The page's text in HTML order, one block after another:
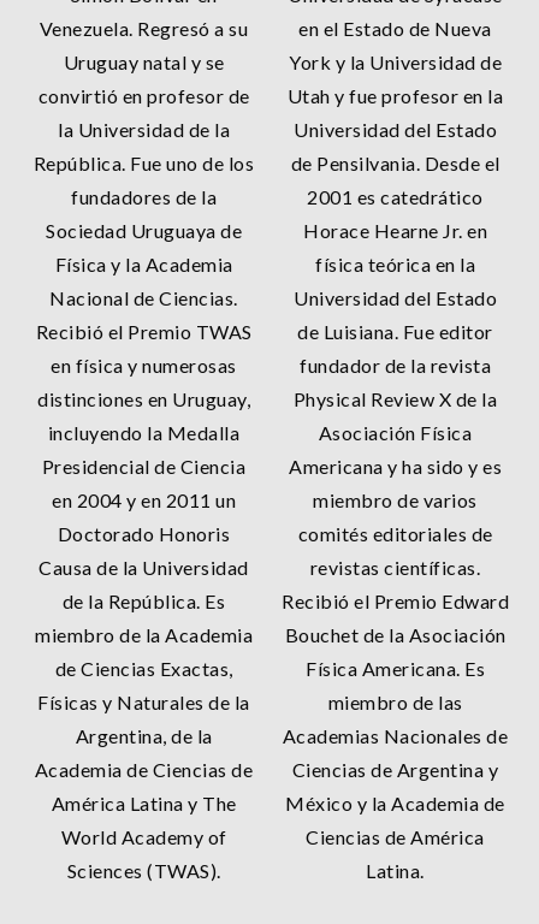
Venezuela. Regresó a su
Uruguay natal y se
convirtió en profesor de
la Universidad de la
República. Fue uno de los
fundadores de la
Sociedad Uruguaya de
Física y la Academia
Nacional de Ciencias.
Recibió el Premio TWAS
en física y numerosas
distinciones en Uruguay,
incluyendo la Medalla
Presidencial de Ciencia
en 2004 y en 2011 un
Doctorado Honoris
Causa de la Universidad
de la República. Es
miembro de la Academia
de Ciencias Exactas,
Físicas y Naturales de la
Argentina, de la
Academia de Ciencias de
América Latina y The
World Academy of
Sciences (TWAS).
en el Estado de Nueva
York y la Universidad de
Utah y fue profesor en la
Universidad del Estado
de Pensilvania. Desde el
2001 es catedrático
Horace Hearne Jr. en
física teórica en la
Universidad del Estado
de Luisiana. Fue editor
fundador de la revista
Physical Review X de la
Asociación Física
Americana y ha sido y es
miembro de varios
comités editoriales de
revistas científicas.
Recibió el Premio Edward
Bouchet de la Asociación
Física Americana. Es
miembro de las
Academias Nacionales de
Ciencias de Argentina y
México y la Academia de
Ciencias de América
Latina.